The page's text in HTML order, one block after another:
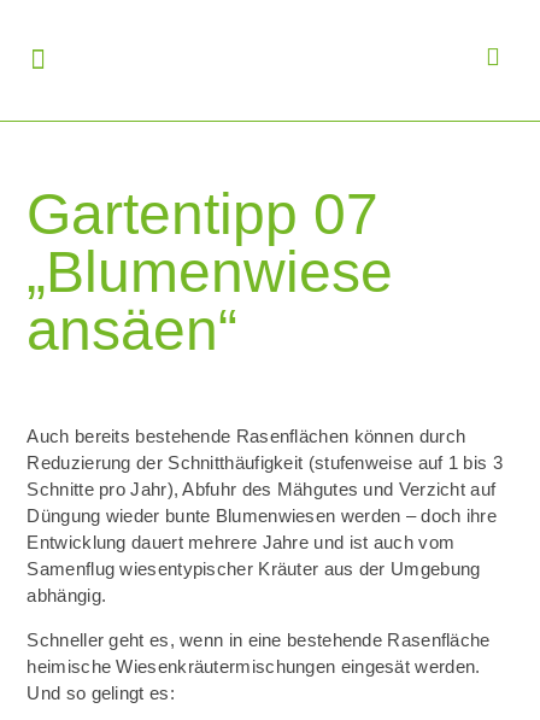
Gartentipp 07
„Blumenwiese
ansäen“
Auch bereits bestehende Rasenflächen können durch
Reduzierung der Schnitthäufigkeit (stufenweise auf 1 bis 3
Schnitte pro Jahr), Abfuhr des Mähgutes und Verzicht auf
Düngung wieder bunte Blumenwiesen werden – doch ihre
Entwicklung dauert mehrere Jahre und ist auch vom
Samenflug wiesentypischer Kräuter aus der Umgebung
abhängig.
Schneller geht es, wenn in eine bestehende Rasenfläche
heimische Wiesenkräutermischungen eingesät werden.
Und so gelingt es: